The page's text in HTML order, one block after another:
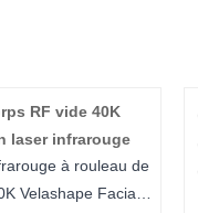
RF vide 40K
laser infrarouge
à rouleau de
Velashape Facial